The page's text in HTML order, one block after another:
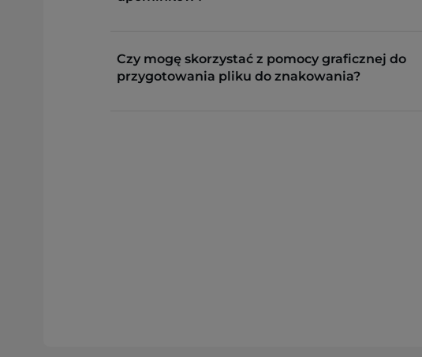
Czy mogę skorzystać z pomocy graficznej do
przygotowania pliku do znakowania?